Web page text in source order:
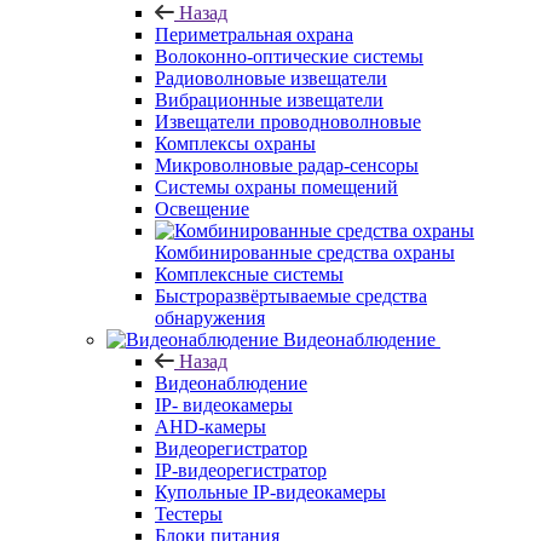
Назад
Периметральная охрана
Волоконно-оптические системы
Радиоволновые извещатели
Вибрационные извещатели
Извещатели проводноволновые
Комплексы охраны
Микроволновые радар-сенсоры
Системы охраны помещений
Освещение
Комбинированные средства охраны
Комплексные системы
Быстроразвёртываемые средства
обнаружения
Видеонаблюдение
Назад
Видеонаблюдение
IP- видеокамеры
AHD-камеры
Видеорегистратор
IP-видеорегистратор
Купольные IP-видеокамеры
Тестеры
Блоки питания